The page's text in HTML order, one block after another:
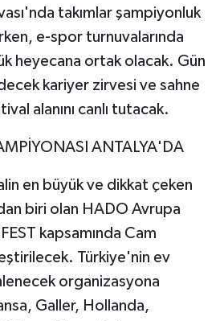
takımlar şampiyonluk
e-spor turnuvalarında
heyecana ortak olacak. Gün
kariyer zirvesi ve sahne
alanını canlı tutacak.
ANTALYA'DA
en büyük ve dikkat çeken
biri olan HADO Avrupa
kapsamında Cam
Türkiye'nin ev
organizasyona
Galler, Hollanda,